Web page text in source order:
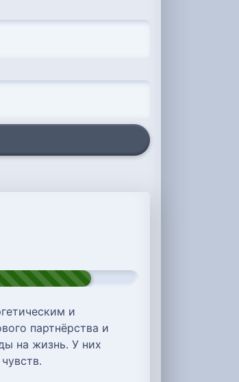
и
партнёрства и
на жизнь. У них